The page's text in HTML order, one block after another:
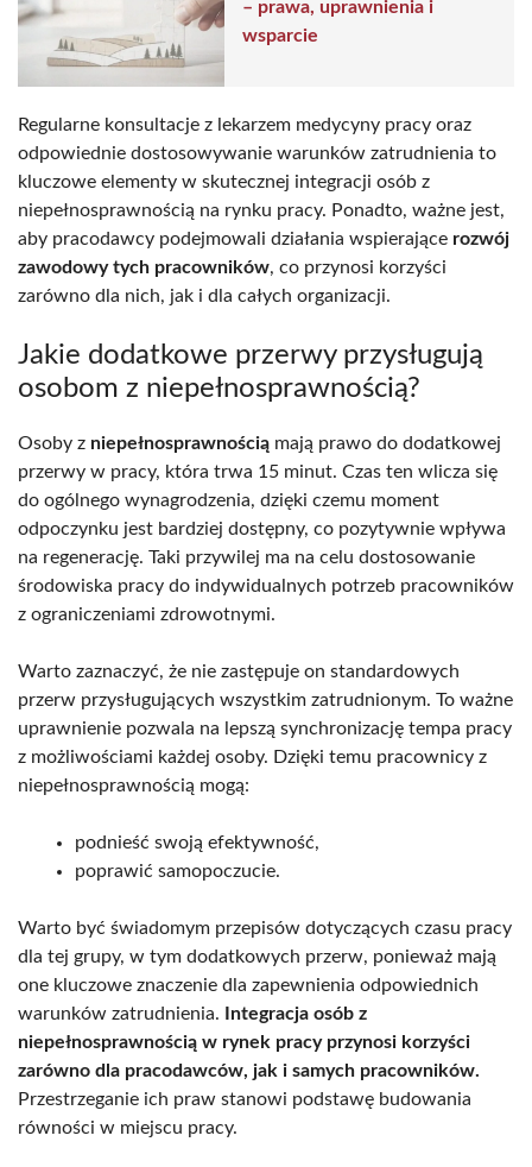
– prawa, uprawnienia i
wsparcie
Regularne konsultacje z lekarzem medycyny pracy oraz
odpowiednie dostosowywanie warunków zatrudnienia to
kluczowe elementy w skutecznej integracji osób z
niepełnosprawnością na rynku pracy. Ponadto, ważne jest,
aby pracodawcy podejmowali działania wspierające rozwój
zawodowy tych pracowników, co przynosi korzyści
zarówno dla nich, jak i dla całych organizacji.
Jakie dodatkowe przerwy przysługują
osobom z niepełnosprawnością?
Osoby z niepełnosprawnością mają prawo do dodatkowej
przerwy w pracy, która trwa 15 minut. Czas ten wlicza się
do ogólnego wynagrodzenia, dzięki czemu moment
odpoczynku jest bardziej dostępny, co pozytywnie wpływa
na regenerację. Taki przywilej ma na celu dostosowanie
środowiska pracy do indywidualnych potrzeb pracowników
z ograniczeniami zdrowotnymi.
Warto zaznaczyć, że nie zastępuje on standardowych
przerw przysługujących wszystkim zatrudnionym. To ważne
uprawnienie pozwala na lepszą synchronizację tempa pracy
z możliwościami każdej osoby. Dzięki temu pracownicy z
niepełnosprawnością mogą:
podnieść swoją efektywność,
poprawić samopoczucie.
Warto być świadomym przepisów dotyczących czasu pracy
dla tej grupy, w tym dodatkowych przerw, ponieważ mają
one kluczowe znaczenie dla zapewnienia odpowiednich
warunków zatrudnienia. Integracja osób z
niepełnosprawnością w rynek pracy przynosi korzyści
zarówno dla pracodawców, jak i samych pracowników.
Przestrzeganie ich praw stanowi podstawę budowania
równości w miejscu pracy.